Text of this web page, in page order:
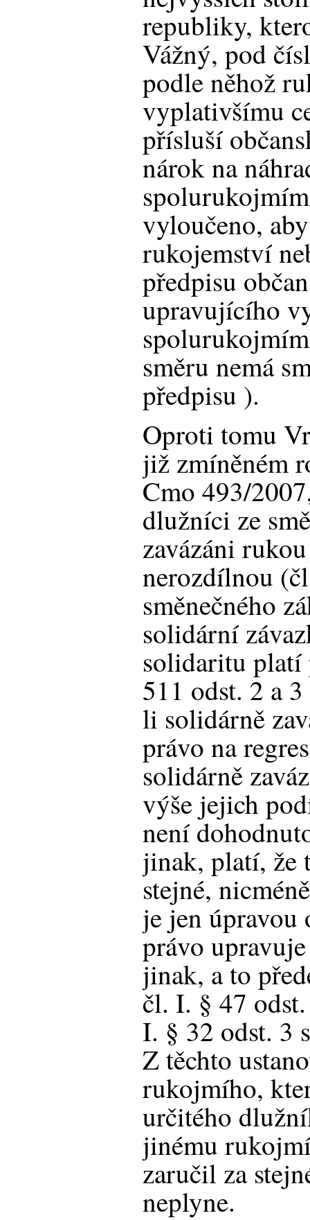
republiky,
Vážný, pod
podle něhož
vyplativšímu
přísluší
nárok na
vyloučeno,
rukojemství
předpisu
upravujícího
směru nemá
předpisu ).
Oproti tomu
již zmíněném
Cmo 493/
dlužníci ze
zavázáni
nerozdílnou
směnečného
solidární
solidaritu platí
511 odst. 2 a
li solidárně
právo na
solidárně
výše jejich
není
jinak, platí, že
stejné,
je jen úpravou
právo
jinak, a to
čl. I. § 47
I. § 32 odst. 3
Z těchto
rukojmího,
určitého
jinému
zaručil za
neplyne.